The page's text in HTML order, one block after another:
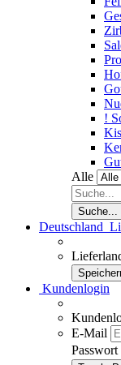
!
Alle
Suche...
Deutschland
Kundenlogin
E-Mail
Passwort